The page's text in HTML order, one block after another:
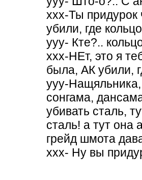
xxx-Ты придурок
убили, где
yyy- Кте?..
xxx-НЕт, это я
была, АК убили,
yyy-Нащяльника,
сонгама,
убивать сталь,
сталь! а тут
грейд шмота
xxx- Ну вы